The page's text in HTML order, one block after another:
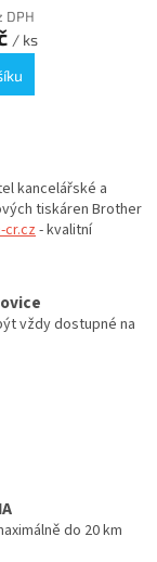
DPH
/ ks
kancelářské a
tiskáren Brother
cr.cz- kvalitní
vždy dostupné na
do 20 km